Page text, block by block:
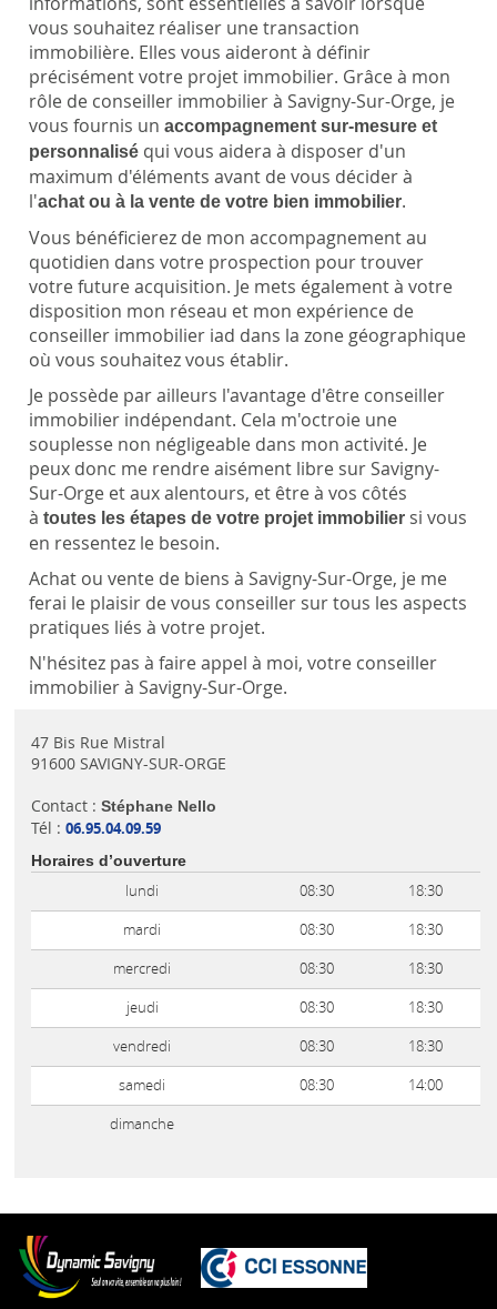
vous souhaitez réaliser une transaction
immobilière. Elles vous aideront à définir
précisément votre projet immobilier. Grâce à mon
rôle de conseiller immobilier à Savigny-Sur-Orge, je
vous fournis un accompagnement sur-mesure et
personnaliséqui vous aidera à disposer d'un
maximum d'éléments avant de vous décider à
l'achat ou à la vente de votre bien immobilier.
Vous bénéficierez de mon accompagnement au
quotidien dans votre prospection pour trouver
votre future acquisition. Je mets également à votre
disposition mon réseau et mon expérience de
conseiller immobilier iad dans la zone géographique
où vous souhaitez vous établir.
Je possède par ailleurs l'avantage d'être conseiller
immobilier indépendant. Cela m'octroie une
souplesse non négligeable dans mon activité. Je
peux donc me rendre aisément libre sur Savigny-
Sur-Orge et aux alentours, et être à vos côtés
à toutes les étapes de votre projet immobiliersi vous
en ressentez le besoin.
Achat ou vente de biens à Savigny-Sur-Orge, je me
ferai le plaisir de vous conseiller sur tous les aspects
pratiques liés à votre projet.
N'hésitez pas à faire appel à moi, votre conseiller
immobilier à Savigny-Sur-Orge.
47 Bis Rue Mistral
91600 SAVIGNY-SUR-ORGE
Contact : Stéphane Nello
Tél : 06.95.04.09.59
Horaires d’ouverture
lundi 08:30 18:30
mardi 08:30 18:30
mercredi 08:30 18:30
jeudi 08:30 18:30
vendredi 08:30 18:30
samedi 08:30 14:00
dimanche